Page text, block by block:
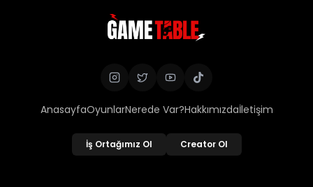
AnasayfaOyunlarNerede Var?Hakkımızdaİletişim
İş Ortağımız Ol Creator Ol